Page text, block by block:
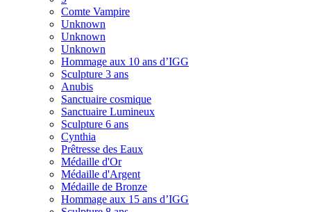
Comte Vampire
Unknown
Unknown
Unknown
Hommage aux 10 ans d’IGG
Sculpture 3 ans
Anubis
Sanctuaire cosmique
Sanctuaire Lumineux
Sculpture 6 ans
Cynthia
Prêtresse des Eaux
Médaille d'Or
Médaille d'Argent
Médaille de Bronze
Hommage aux 15 ans d’IGG